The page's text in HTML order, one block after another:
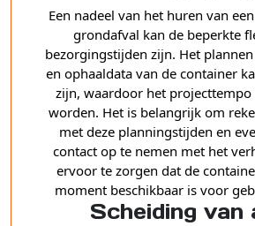
Een nadeel van het huren van
grondafval kan de beperkte
bezorgingstijden zijn. Het
en ophaaldata van de container
zijn, waardoor het projecttempo
worden. Het is belangrijk om
met deze planningstijden en
contact op te nemen met het
ervoor te zorgen dat de
moment beschikbaar is voor
Scheiding van